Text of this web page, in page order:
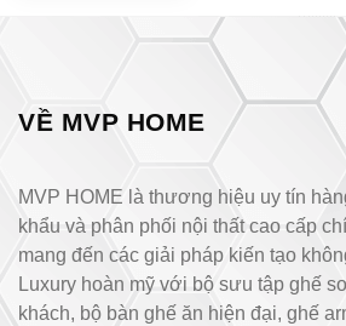
VỀ MVP HOME
MVP HOME là thương hiệu uy tín
khẩu và phân phối nội thất cao cấp
mang đến các giải pháp kiến tạo
Luxury hoàn mỹ với bộ sưu tập ghế
khách, bộ bàn ghế ăn hiện đại, ghế